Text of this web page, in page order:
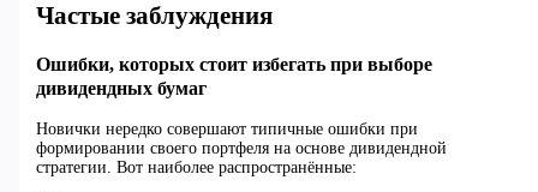
Частые заблуждения
Ошибки, которых стоит избегать при выборе
дивидендных бумаг
Новички нередко совершают типичные ошибки при
формировании своего портфеля на основе дивидендной
стратегии. Вот наиболее распространённые: